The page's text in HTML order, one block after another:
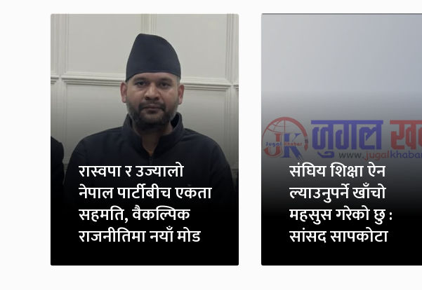
रास्वपा र उज्यालो
नेपाल पार्टीबीच एकता
सहमति, वैकल्पिक
राजनीतिमा नयाँ मोड
संघिय शिक्षा ऐन
ल्याउनुपर्ने खाँचो
महसुस गरेको छु :
सांसद सापकोटा